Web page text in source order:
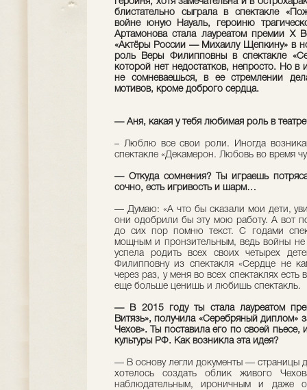
блистательно сыграла в спектакле
войне юную Науаль, героиню
Артамонова стала лауреатом премии X
«Актёры России — Михаилу Щепкину» в
роль Веры Филипповны в спектакле
которой нет недостатков, непросто. Но
не сомневаешься, в ее стремлении
мотивов, кроме доброго сердца.
— Аня, какая у тебя любимая роль в
– Люблю все свои роли. Иногда
спектакле «Декамерон. Любовь во время
— Откуда сомнения? Ты играешь
сочно, есть игривость и шарм…
— Думаю: «А что бы сказали мои дети,
они одобрили бы эту мою работу. А вот
до сих пор помню текст. С годами
мощным и пронзительным, ведь войны не
успела родить всех своих четырех
Филипповну из спектакля «Сердце не
через раз, у меня во всех спектаклях
еще больше ценишь и любишь спектакль.
— В 2015 году ты стала лауреатом
Витязь», получила «Серебряный диплом»
Чехов». Ты поставила его по своей
культуры РФ. Как возникла эта идея?
— В основу легли документы — страницы
хотелось создать облик живого
наблюдательным, ироничным и даже